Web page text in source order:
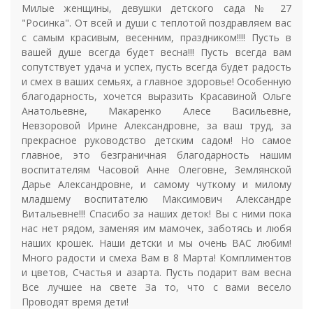
Милые женщины, девушки детского сада № 27
"Росинка". От всей и души с теплотой поздравляем вас
с самым красивым, весенним, праздником!!!! Пусть в
вашей душе всегда будет весна!!! Пусть всегда вам
сопутствует удача и успех, пусть всегда будет радость
и смех в ваших семьях, а главное здоровье! Особенную
благодарность, хочется выразить Красавиной Ольге
Анатольевне, Макаренко Алесе Васильевне,
Невзоровой Ирине Александровне, за ваш труд, за
прекрасное руководство детским садом! Но самое
главное, это безграничная благодарность нашим
воспитателям Часовой Анне Олеговне, Землянской
Дарье Александровне, и самому чуткому и милому
младшему воспитателю Максимович Александре
Витальевне!!! Спасибо за наших деток! Вы с ними пока
нас нет рядом, заменяя им мамочек, заботясь и любя
наших крошек. Наши детски и мы очень ВАС любим!
Много радости и смеха Вам в 8 Марта! Комплиментов
и цветов, Счастья и азарта. Пусть подарит вам весна
Все лучшее на свете За то, что с вами весело
Проводят время дети!